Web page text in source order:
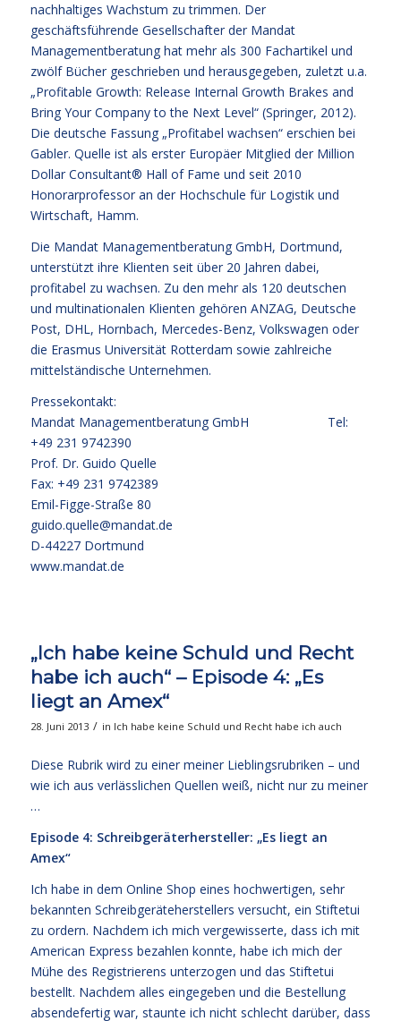
nachhaltiges Wachstum zu trimmen. Der
geschäftsführende Gesellschafter der Mandat
Managementberatung hat mehr als 300 Fachartikel und
zwölf Bücher geschrieben und herausgegeben, zuletzt u.a.
„Profitable Growth: Release Internal Growth Brakes and
Bring Your Company to the Next Level“ (Springer, 2012).
Die deutsche Fassung „Profitabel wachsen“ erschien bei
Gabler. Quelle ist als erster Europäer Mitglied der Million
Dollar Consultant® Hall of Fame und seit 2010
Honorarprofessor an der Hochschule für Logistik und
Wirtschaft, Hamm.
Die Mandat Managementberatung GmbH, Dortmund,
unterstützt ihre Klienten seit über 20 Jahren dabei,
profitabel zu wachsen. Zu den mehr als 120 deutschen
und multinationalen Klienten gehören ANZAG, Deutsche
Post, DHL, Hornbach, Mercedes-Benz, Volkswagen oder
die Erasmus Universität Rotterdam sowie zahlreiche
mittelständische Unternehmen.
Pressekontakt:
Mandat Managementberatung GmbH Tel:
+49 231 9742390
Prof. Dr. Guido Quelle
Fax: +49 231 9742389
Emil-Figge-Straße 80
guido.quelle@mandat.de
D-44227 Dortmund
www.mandat.de
„Ich habe keine Schuld und Recht
habe ich auch“ – Episode 4: „Es
liegt an Amex“
28. Juni 2013 / in Ich habe keine Schuld und Recht habe ich auch
Diese Rubrik wird zu einer meiner Lieblingsrubriken – und
wie ich aus verlässlichen Quellen weiß, nicht nur zu meiner
…
Episode 4: Schreibgeräterhersteller: „Es liegt an
Amex“
Ich habe in dem Online Shop eines hochwertigen, sehr
bekannten Schreibgeräteherstellers versucht, ein Stiftetui
zu ordern. Nachdem ich mich vergewisserte, dass ich mit
American Express bezahlen konnte, habe ich mich der
Mühe des Registrierens unterzogen und das Stiftetui
bestellt. Nachdem alles eingegeben und die Bestellung
absendefertig war, staunte ich nicht schlecht darüber, dass